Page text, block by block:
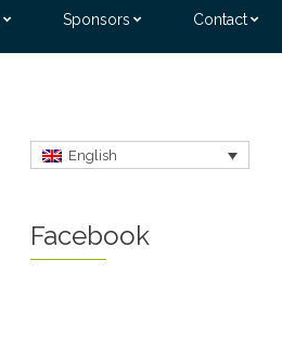
Sponsors Contact
English
Facebook